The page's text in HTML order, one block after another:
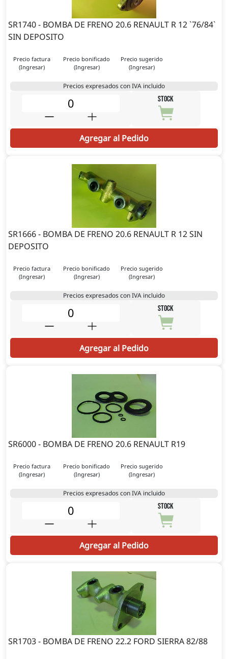
SR1740 - BOMBA DE FRENO 20.6 RENAULT R 12 `76/84`
SIN DEPOSITO
Precio factura
(Ingresar)
Precio bonificado
(Ingresar)
Precio sugerido
(Ingresar)
Precios expresados con IVA incluido
STOCK
Agregar al Pedido
SR1666 - BOMBA DE FRENO 20.6 RENAULT R 12 SIN
DEPOSITO
Precio factura
(Ingresar)
Precio bonificado
(Ingresar)
Precio sugerido
(Ingresar)
Precios expresados con IVA incluido
STOCK
Agregar al Pedido
SR6000 - BOMBA DE FRENO 20.6 RENAULT R19
Precio factura
(Ingresar)
Precio bonificado
(Ingresar)
Precio sugerido
(Ingresar)
Precios expresados con IVA incluido
STOCK
Agregar al Pedido
SR1703 - BOMBA DE FRENO 22.2 FORD SIERRA 82/88